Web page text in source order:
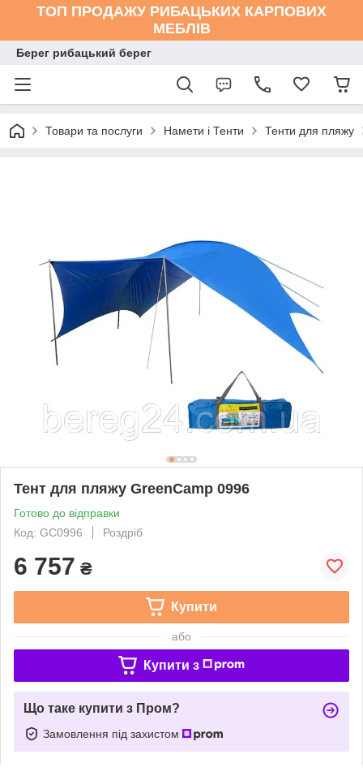
ТОП ПРОДАЖУ РИБАЦЬКИХ КАРПОВИХ
МЕБЛІВ
Берег рибацький берег
Товари та послуги Намети і Тенти Тенти для пляжу
Тент для пляжу GreenCamp 0996
Готово до відправки
Код: GC0996
Роздріб
6 757 ₴
Купити
або
Купити з
Що таке купити з Пром?
Замовлення під захистом